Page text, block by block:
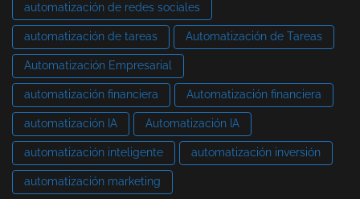
automatización de redes sociales
automatización de tareas Automatización de Tareas
Automatización Empresarial
automatización financiera Automatización financiera
automatización IA Automatización IA
automatización inteligente automatización inversión
automatización marketing